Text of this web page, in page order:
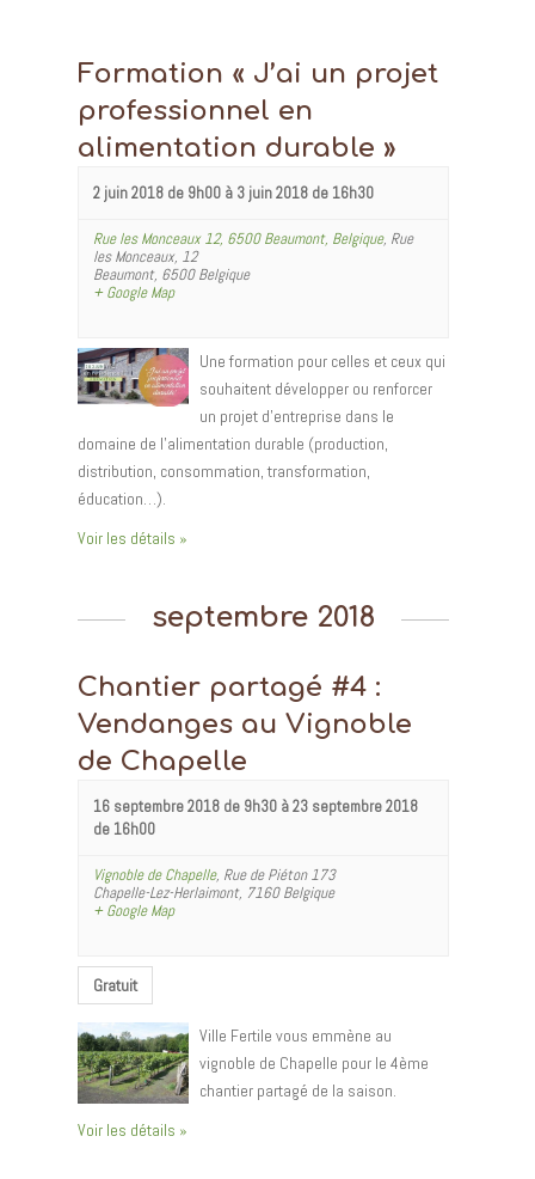
Formation « J’ai un projet
professionnel en
alimentation durable »
2 juin 2018 de 9h00à 3 juin 2018 de 16h30
Rue les Monceaux 12, 6500 Beaumont, Belgique, Rue
les Monceaux, 12
Beaumont, 6500 Belgique
+ Google Map
Une formation pour celles et ceux qui
souhaitent développer ou renforcer
un projet d’entreprise dans le
domaine de l’alimentation durable (production,
distribution, consommation, transformation,
éducation…).
Voir les détails »
septembre 2018
Chantier partagé #4 :
Vendanges au Vignoble
de Chapelle
16 septembre 2018 de 9h30à23 septembre 2018
de 16h00
Vignoble de Chapelle, Rue de Piéton 173
Chapelle-Lez-Herlaimont, 7160 Belgique
+ Google Map
Gratuit
Ville Fertile vous emmène au
vignoble de Chapelle pour le 4ème
chantier partagé de la saison.
Voir les détails »